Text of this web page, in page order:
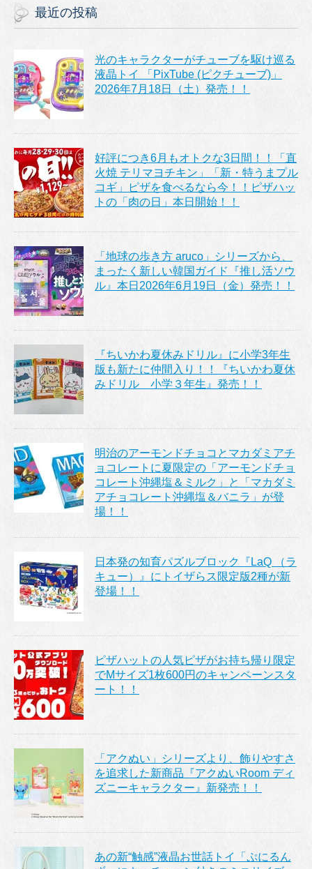
最近の投稿
光のキャラクターがチューブを駆け巡る
液晶トイ 「PixTube (ピクチューブ)」
2026年7月18日（土）発売！！
好評につき6月もオトクな3日間！！「直
火焼 テリマヨチキン」「新・特うまプル
コギ」ピザを食べるなら今！！ピザハッ
トの「肉の日」本日開始！！
「地球の歩き方 aruco」シリーズから、
まったく新しい韓国ガイド『推し活ソウ
ル』本日2026年6月19日（金）発売！！
『ちいかわ夏休みドリル』に小学3年生
版も新たに仲間入り！！『ちいかわ夏休
みドリル 小学３年生』発売！！
明治のアーモンドチョコとマカダミアチ
ョコレートに夏限定の「アーモンドチョ
コレート沖縄塩＆ミルク」と「マカダミ
アチョコレート沖縄塩＆バニラ」が登
場！！
日本発の知育パズルブロック『LaQ （ラ
キュー）』にトイザらス限定版2種が新
登場！！
ピザハットの人気ピザがお持ち帰り限定
でMサイズ1枚600円のキャンペーンスタ
ート！！
「アクぬい」シリーズより、飾りやすさ
を追求した新商品『アクぬいRoom ディ
ズニーキャラクター』新発売！！
あの新“触感”液晶お世話トイ「ぷにるん